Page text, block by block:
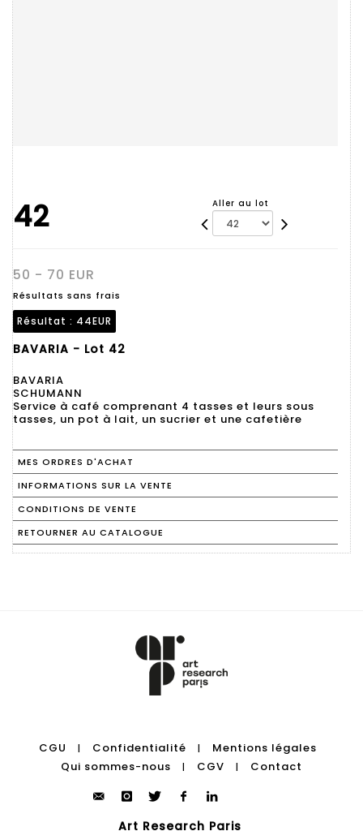
42 Aller au lot
50 - 70 EUR
Résultats sans frais
Résultat : 44EUR
BAVARIA - Lot 42
BAVARIA
SCHUMANN
Service à café comprenant 4 tasses et leurs sous
tasses, un pot à lait, un sucrier et une cafetière
MES ORDRES D'ACHAT
INFORMATIONS SUR LA VENTE
CONDITIONS DE VENTE
RETOURNER AU CATALOGUE
CGU | Confidentialité |
Mentions légales
Qui sommes-nous
| CGV | Contact
Art Research Paris